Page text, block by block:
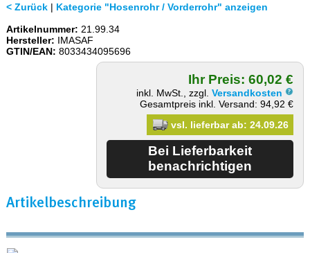
< Zurück| Kategorie "Hosenrohr / Vorderrohr" anzeigen
Artikelnummer: 21.99.34
Hersteller: IMASAF
GTIN/EAN: 8033434095696
Ihr Preis: 60,02 €
inkl. MwSt., zzgl.Versandkosten
Gesamtpreis inkl. Versand: 94,92 €
vsl. lieferbar ab: 24.09.26
Artikelbeschreibung